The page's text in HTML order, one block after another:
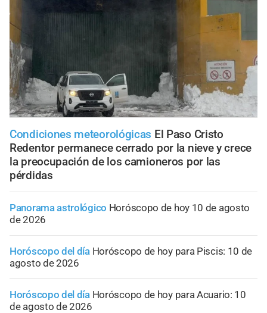
Condiciones meteorológicas El Paso Cristo
Redentor permanece cerrado por la nieve y crece
la preocupación de los camioneros por las
pérdidas
Panorama astrológico Horóscopo de hoy 10 de agosto
de 2026
Horóscopo del día Horóscopo de hoy para Piscis: 10 de
agosto de 2026
Horóscopo del día Horóscopo de hoy para Acuario: 10
de agosto de 2026